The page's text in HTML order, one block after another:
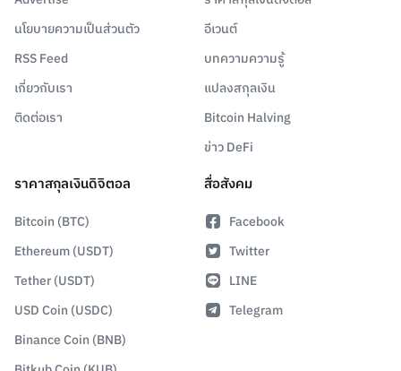
นโยบายความเป็นส่วนตัว
RSS Feed
เกี่ยวกับเรา
ติดต่อเรา
อีเวนต์
บทความความรู้
แปลงสกุลเงิน
Bitcoin Halving
ข่าว DeFi
ราคาสกุลเงินดิจิตอล
Bitcoin (BTC)
Ethereum (USDT)
Tether (USDT)
USD Coin (USDC)
Binance Coin (BNB)
สื่อสังคม
Facebook
Twitter
LINE
Telegram